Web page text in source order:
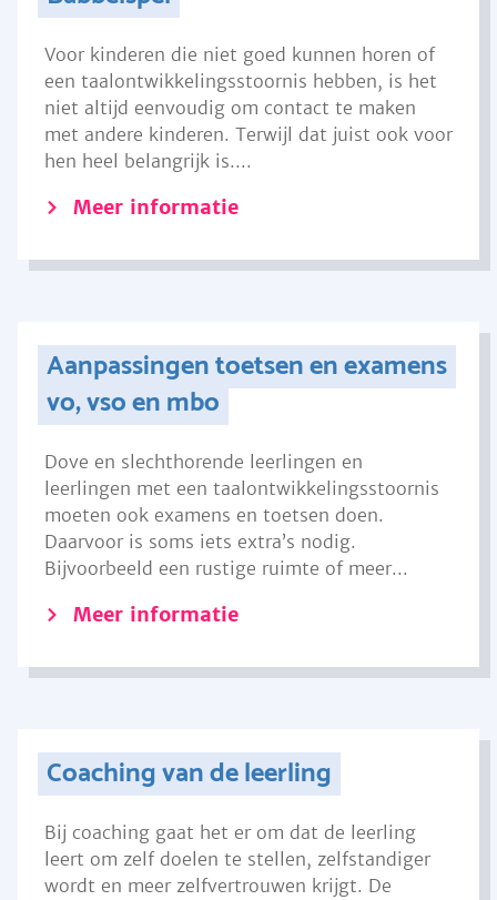
Voor kinderen die niet goed kunnen horen of
een taalontwikkelingsstoornis hebben, is het
niet altijd eenvoudig om contact te maken
met andere kinderen. Terwijl dat juist ook voor
hen heel belangrijk is....
Meer informatie
Aanpassingen toetsen en examens
vo, vso en mbo
Dove en slechthorende leerlingen en
leerlingen met een taalontwikkelingsstoornis
moeten ook examens en toetsen doen.
Daarvoor is soms iets extra’s nodig.
Bijvoorbeeld een rustige ruimte of meer...
Meer informatie
Coaching van de leerling
Bij coaching gaat het er om dat de leerling
leert om zelf doelen te stellen, zelfstandiger
wordt en meer zelfvertrouwen krijgt. De